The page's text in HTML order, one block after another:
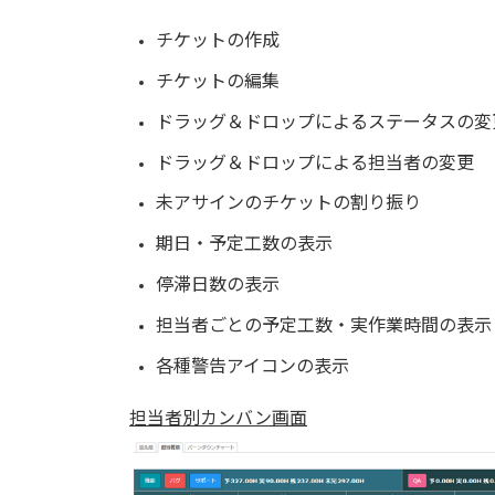
チケットの作成
チケットの編集
ドラッグ＆ドロップによるステータスの変
ドラッグ＆ドロップによる担当者の変更
未アサインのチケットの割り振り
期日・予定工数の表示
停滞日数の表示
担当者ごとの予定工数・実作業時間の表示
各種警告アイコンの表示
担当者別カンバン画面